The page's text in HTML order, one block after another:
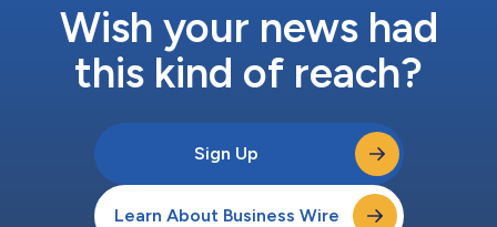
Wish your news had
this kind of reach?
Sign Up
Learn About Business Wire